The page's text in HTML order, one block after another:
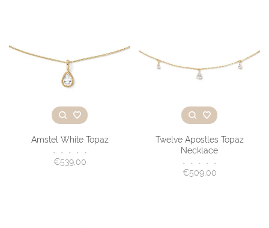
Amstel White Topaz
• • • • •
€539,00
Twelve Apostles Topaz
Necklace
• • • • •
€509,00